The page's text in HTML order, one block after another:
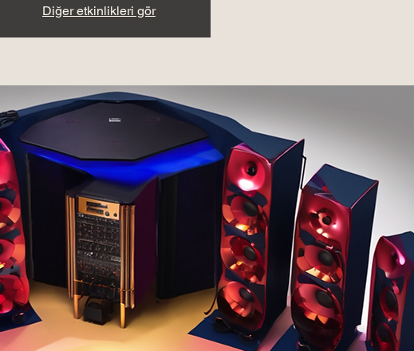
Diğer etkinlikleri gör